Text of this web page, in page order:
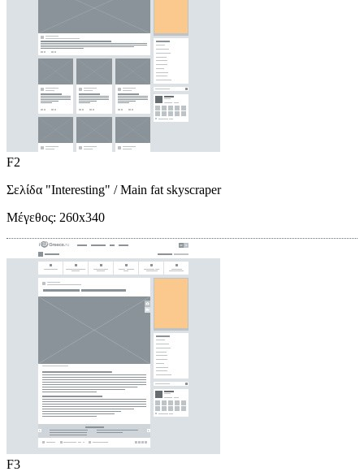
F2
Σελίδα "Interesting" / Main fat skyscraper
Μέγεθος: 260x340
F3